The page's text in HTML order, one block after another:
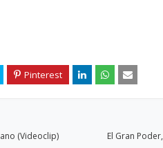
El Gran
(Videoclip)